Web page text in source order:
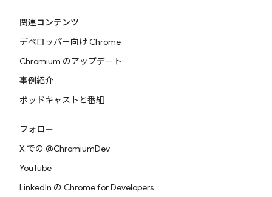
関連コンテンツ
デベロッパー向け Chrome
Chromium のアップデート
事例紹介
ポッドキャストと番組
フォロー
X での @ChromiumDev
YouTube
LinkedIn の Chrome for Developers